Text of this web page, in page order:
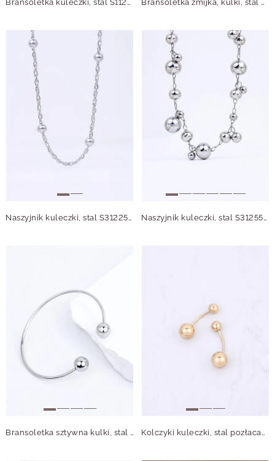
Bransoletka kuleczki, stal S112991S00 Bransoletka żmijka, kulki, stal S104796S00
Naszyjnik kuleczki, stal S312256S00 Naszyjnik kuleczki, stal S312551S00
Bransoletka sztywna kulki, stal S112538S00 Kolczyki kuleczki, stal pozłacana S212540Z00